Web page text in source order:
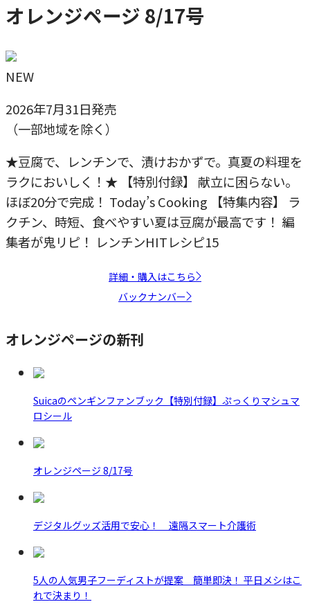
オレンジページ 8/17号
NEW
2026年7月31日発売
（一部地域を除く）
★豆腐で、レンチンで、漬けおかずで。真夏の料理を
ラクにおいしく！★ 【特別付録】 献立に困らない。
ほぼ20分で完成！ Today’s Cooking 【特集内容】 ラ
クチン、時短、食べやすい夏は豆腐が最高です！ 編
集者が鬼リピ！ レンチンHITレシピ15
詳細・購入はこちら
バックナンバー
オレンジページの新刊
Suicaのペンギンファンブック【特別付録】ぷっくりマシュマ
ロシール
オレンジページ 8/17号
デジタルグッズ活用で安心！ 遠隔スマート介護術
5人の人気男子フーディストが提案 簡単即決！ 平日メシはこ
れで決まり！